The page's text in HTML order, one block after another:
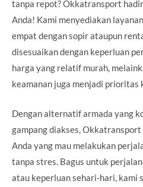
tanpa repot? Okkatransport
Anda! Kami menyediakan
empat dengan sopir ataupun
disesuaikan dengan keperluan
harga yang relatif murah,
keamanan juga menjadi prioritas
Dengan alternatif armada yang
gampang diakses,
Anda yang mau melakukan
tanpa stres. Bagus untuk
atau keperluan sehari-hari, kami